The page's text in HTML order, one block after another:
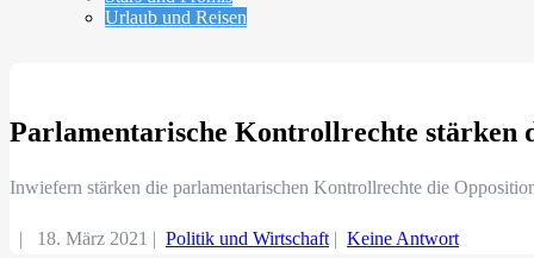
Urlaub und Reisen
Parlamentarische Kontrollrechte
Inwiefern stärken die parlamentarischen Kontrollrechte die
| 18. März 2021 | Politik und Wirtschaft| Keine Antwort